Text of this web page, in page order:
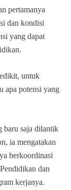
pertamanya
dan kondisi
yang dapat
untuk
apa potensi yang
baru saja dilantik
ia mengatakan
berkoordinasi
dan
kerjanya.